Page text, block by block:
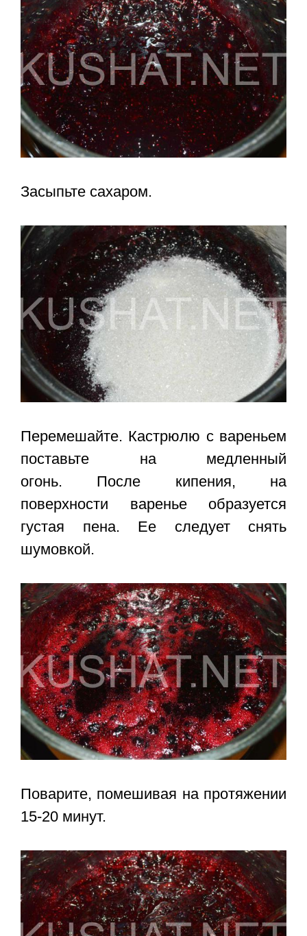
Засыпьте сахаром.
Перемешайте. Кастрюлю с вареньем
поставьте на медленный
огонь. После кипения, на
поверхности варенье образуется
густая пена. Ее следует снять
шумовкой.
Поварите, помешивая на протяжении
15-20 минут.